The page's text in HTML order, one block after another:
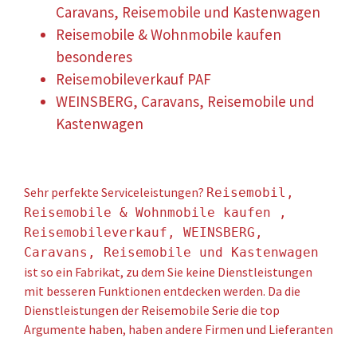
Caravans, Reisemobile und Kastenwagen
Reisemobile & Wohnmobile kaufen
besonderes
Reisemobileverkauf PAF
WEINSBERG, Caravans, Reisemobile und
Kastenwagen
Sehr perfekte Serviceleistungen? Reisemobil,
Reisemobile & Wohnmobile kaufen ,
Reisemobileverkauf, WEINSBERG,
Caravans, Reisemobile und Kastenwagen
ist so ein Fabrikat, zu dem Sie keine Dienstleistungen
mit besseren Funktionen entdecken werden. Da die
Dienstleistungen der Reisemobile Serie die top
Argumente haben, haben andere Firmen und Lieferanten